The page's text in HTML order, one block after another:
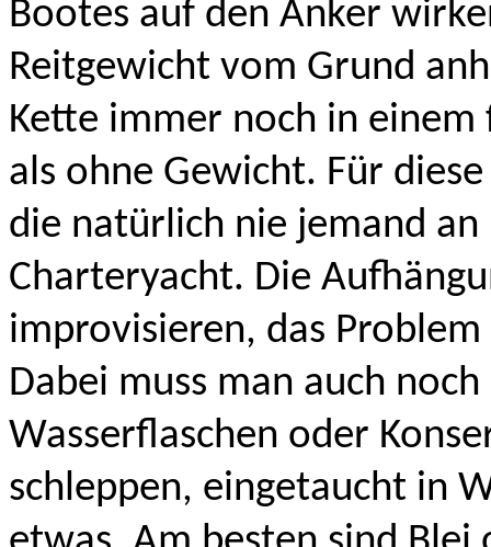
Bootes auf den Anker
Reitgewicht vom Grund
Kette immer noch in
als ohne Gewicht. Für
die natürlich nie jemand
Charteryacht. Die
improvisieren, das
Dabei muss man auch
Wasserflaschen oder
schleppen, eingetaucht in